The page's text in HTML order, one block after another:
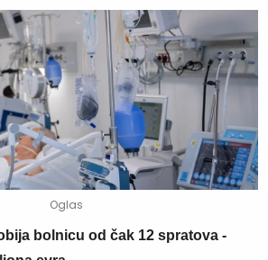
bolnicu od čak 12 spratova -